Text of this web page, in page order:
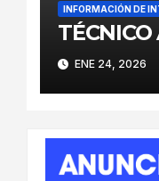
INFORMACIÓN DE
ENE 24, 2026